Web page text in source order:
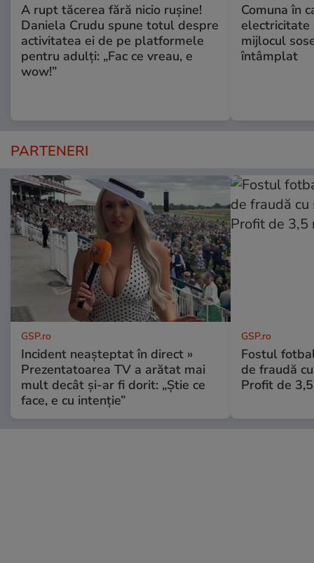
A rupt tăcerea fără nicio rușine!
Daniela Crudu spune totul despre
activitatea ei de pe platformele
pentru adulți: „Fac ce vreau, e
wow!”
Comuna în
electricitate
mijlocul
întâmplat
PARTENERI
GSP.ro
Incident neașteptat în direct »
Prezentatoarea TV a arătat mai
mult decât și-ar fi dorit: „Știe ce
face, e cu intenție”
GSP.ro
Fostul
de fraudă
Profit de